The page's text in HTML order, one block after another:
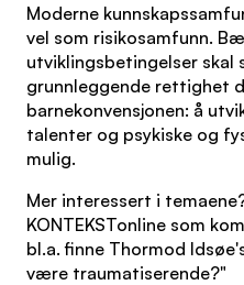
Moderne
vel som risikosamfunn.
utviklingsbetingelser skal
grunnleggende rettighet
barnekonvensjonen: å
talenter og psykiske og
mulig.
Mer interessert i
KONTEKSTonline som
bl.a. finne Thormod
være traumatiserende?"